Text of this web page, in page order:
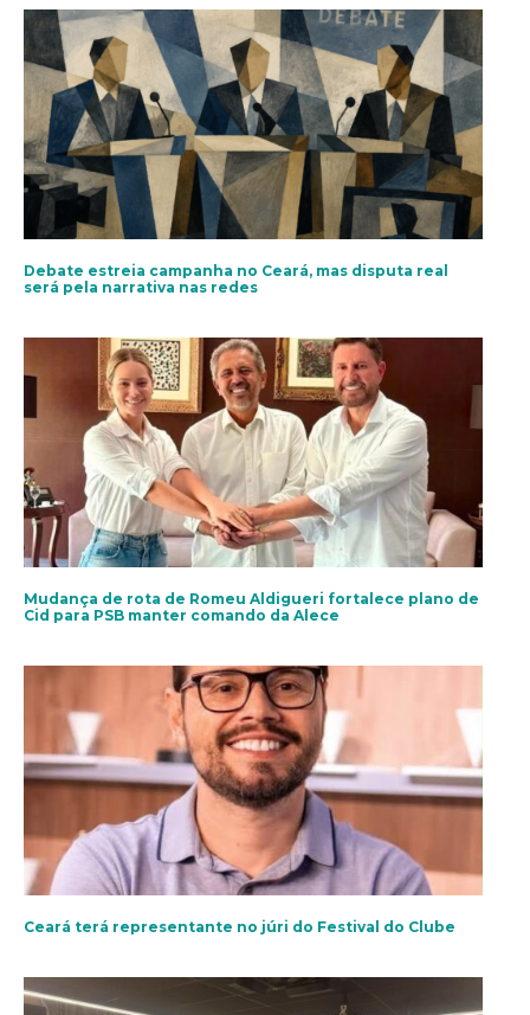
Debate estreia campanha no Ceará, mas disputa real
será pela narrativa nas redes
Mudança de rota de Romeu Aldigueri fortalece plano de
Cid para PSB manter comando da Alece
Ceará terá representante no júri do Festival do Clube